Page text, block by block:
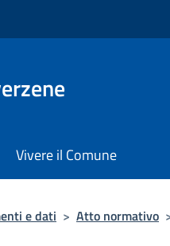
Vivere il Comune
e dati > Atto normativo